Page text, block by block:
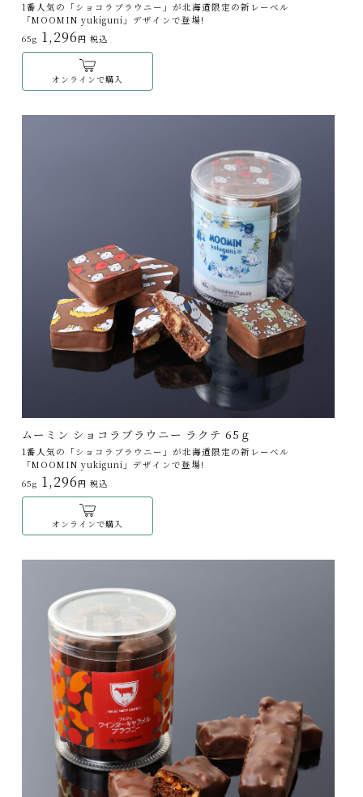
1番人気の「ショコラブラウニー」が北海道限定の新レーベル
「MOOMIN yukiguni」デザインで登場!
65g 1,296 円 税込
オンラインで購入
ムーミン ショコラブラウニー ラクテ 65ｇ
1番人気の「ショコラブラウニー」が北海道限定の新レーベル
「MOOMIN yukiguni」デザインで登場!
65g 1,296 円 税込
オンラインで購入